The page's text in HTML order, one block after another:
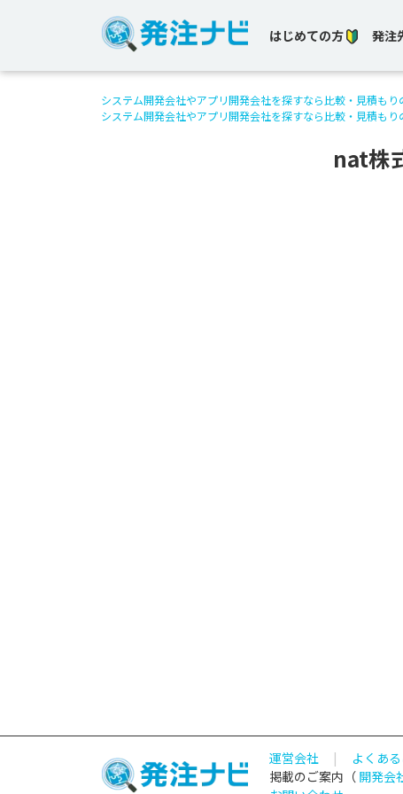
はじめての方 発注
システム開発会社やアプリ開発会社を探すなら比較・見積もり
システム開発会社やアプリ開発会社を探すなら比較・見積もり
nat株
運営会社 | よくあ
掲載のご案内（ 開発会